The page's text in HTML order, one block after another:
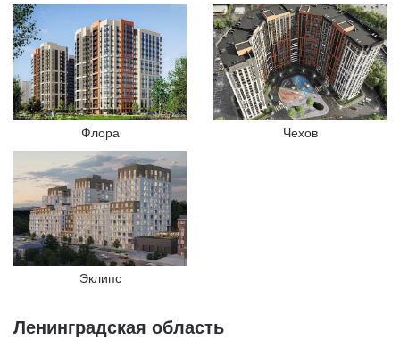
Флора Чехов
Эклипс
Ленинградская область